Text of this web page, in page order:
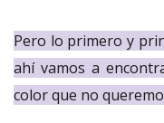
Pero lo primero y
ahí vamos a
color que no